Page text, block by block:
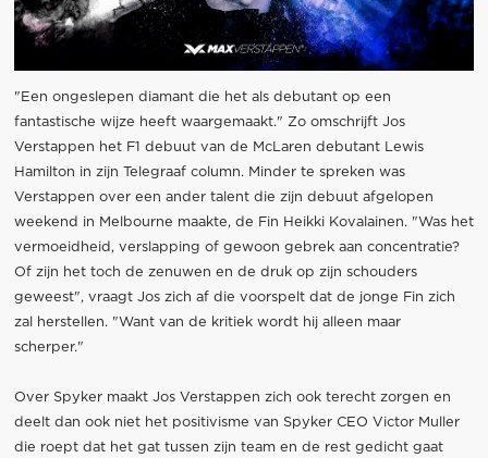
"Een ongeslepen diamant die het als debutant op een
fantastische wijze heeft waargemaakt." Zo omschrijft Jos
Verstappen het F1 debuut van de McLaren debutant Lewis
Hamilton in zijn Telegraaf column. Minder te spreken was
Verstappen over een ander talent die zijn debuut afgelopen
weekend in Melbourne maakte, de Fin Heikki Kovalainen. "Was het
vermoeidheid, verslapping of gewoon gebrek aan concentratie?
Of zijn het toch de zenuwen en de druk op zijn schouders
geweest", vraagt Jos zich af die voorspelt dat de jonge Fin zich
zal herstellen. "Want van de kritiek wordt hij alleen maar
scherper."
Over Spyker maakt Jos Verstappen zich ook terecht zorgen en
deelt dan ook niet het positivisme van Spyker CEO Victor Muller
die roept dat het gat tussen zijn team en de rest gedicht gaat